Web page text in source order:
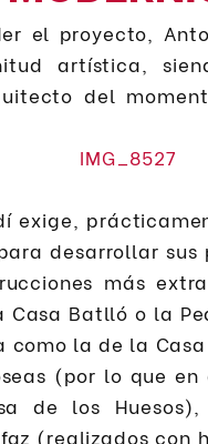
el proyecto,
artística,
del
exige,
desarrollar sus
más
Batlló o la
como la de la
(por lo que
de los
(realizados con